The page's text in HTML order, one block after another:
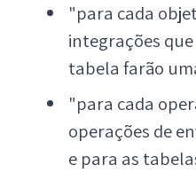
"para cada
integrações
tabela farão
"para cada
operações de
e para as